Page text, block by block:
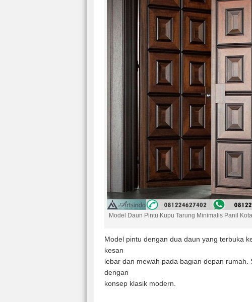
Model Daun Pintu Kupu Tarung Minimalis Panil
Model pintu dengan dua daun yang terbuka
kesan
lebar dan mewah pada bagian depan rumah.
dengan
konsep klasik modern.